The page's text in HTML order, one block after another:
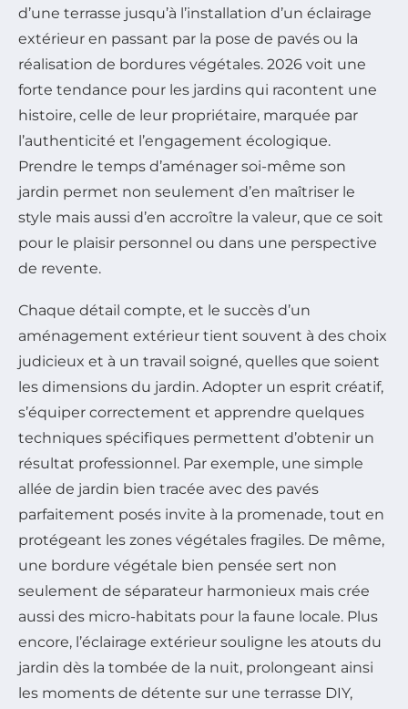
d’une terrasse jusqu’à l’installation d’un éclairage
extérieur en passant par la pose de pavés ou la
réalisation de bordures végétales. 2026 voit une
forte tendance pour les jardins qui racontent une
histoire, celle de leur propriétaire, marquée par
l’authenticité et l’engagement écologique.
Prendre le temps d’aménager soi-même son
jardin permet non seulement d’en maîtriser le
style mais aussi d’en accroître la valeur, que ce soit
pour le plaisir personnel ou dans une perspective
de revente.
Chaque détail compte, et le succès d’un
aménagement extérieur tient souvent à des choix
judicieux et à un travail soigné, quelles que soient
les dimensions du jardin. Adopter un esprit créatif,
s’équiper correctement et apprendre quelques
techniques spécifiques permettent d’obtenir un
résultat professionnel. Par exemple, une simple
allée de jardin bien tracée avec des pavés
parfaitement posés invite à la promenade, tout en
protégeant les zones végétales fragiles. De même,
une bordure végétale bien pensée sert non
seulement de séparateur harmonieux mais crée
aussi des micro-habitats pour la faune locale. Plus
encore, l’éclairage extérieur souligne les atouts du
jardin dès la tombée de la nuit, prolongeant ainsi
les moments de détente sur une terrasse DIY,